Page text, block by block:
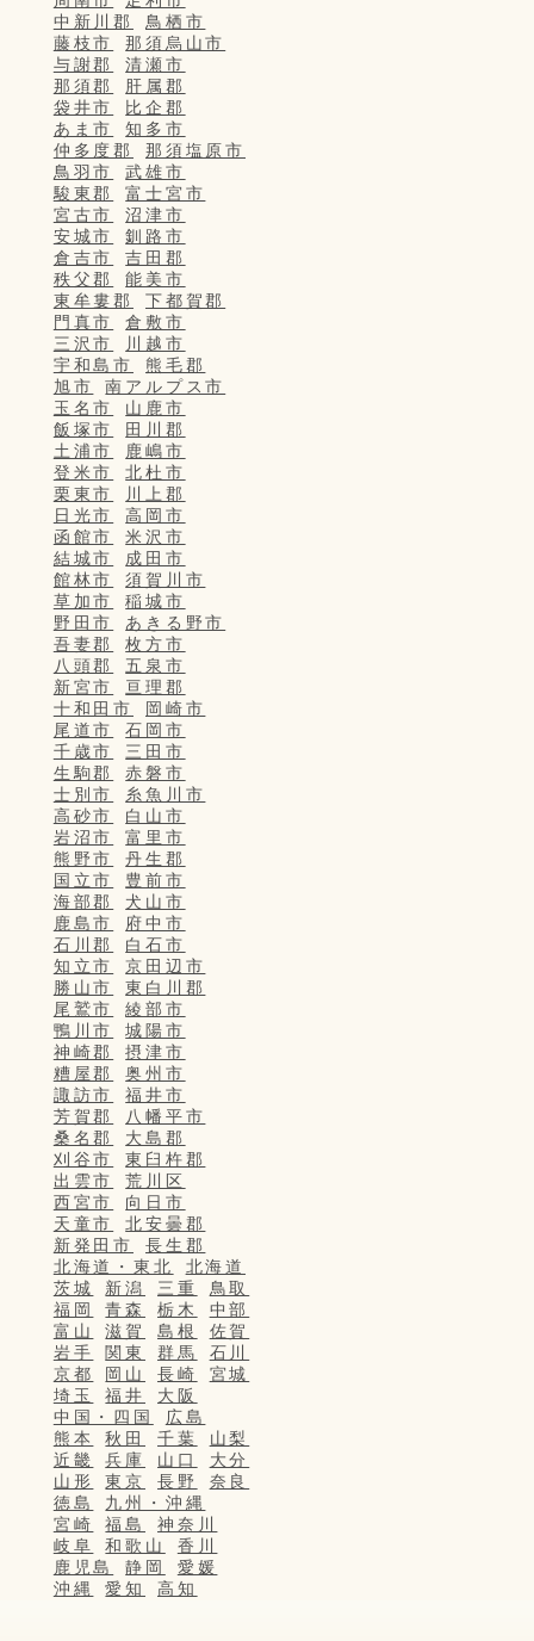
中新川郡
鳥栖市
藤枝市
那須烏山市
与謝郡
清瀬市
那須郡
肝属郡
袋井市
比企郡
あま市
知多市
仲多度郡
那須塩原市
鳥羽市
武雄市
駿東郡
富士宮市
宮古市
沼津市
安城市
釧路市
倉吉市
吉田郡
秩父郡
能美市
東牟婁郡
下都賀郡
門真市
倉敷市
三沢市
川越市
宇和島市
熊毛郡
旭市
南アルプス市
玉名市
山鹿市
飯塚市
田川郡
土浦市
鹿嶋市
登米市
北杜市
栗東市
川上郡
日光市
高岡市
函館市
米沢市
結城市
成田市
館林市
須賀川市
草加市
稲城市
野田市
あきる野市
吾妻郡
枚方市
八頭郡
五泉市
新宮市
亘理郡
十和田市
岡崎市
尾道市
石岡市
千歳市
三田市
生駒郡
赤磐市
士別市
糸魚川市
高砂市
白山市
岩沼市
富里市
熊野市
丹生郡
国立市
豊前市
海部郡
犬山市
鹿島市
府中市
石川郡
白石市
知立市
京田辺市
勝山市
東白川郡
尾鷲市
綾部市
鴨川市
城陽市
神崎郡
摂津市
糟屋郡
奥州市
諏訪市
福井市
芳賀郡
八幡平市
桑名郡
大島郡
刈谷市
東臼杵郡
出雲市
荒川区
西宮市
向日市
天童市
北安曇郡
新発田市
長生郡
北海道・東北
北海道
茨城
新潟 三重
鳥取
福岡
青森 栃木
中部
富山
滋賀 島根
佐賀
岩手
関東 群馬
石川
京都
岡山 長崎
宮城
埼玉
福井
大阪
中国・四国
広島
熊本
秋田 千葉
山梨
近畿
兵庫 山口
大分
山形
東京 長野
奈良
徳島
九州・沖縄
宮崎
福島
神奈川
岐阜
和歌山
香川
鹿児島
静岡
愛媛
沖縄
愛知 高知